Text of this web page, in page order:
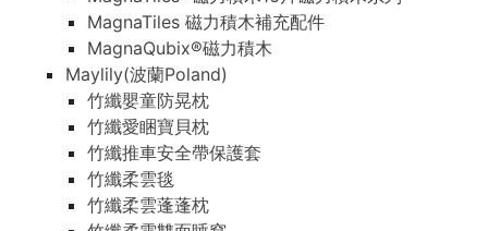
MagnaTiles 磁力積木補充配件
MagnaQubix®磁力積木
Maylily(波蘭Poland)
竹纖嬰童防晃枕
竹纖愛睏寶貝枕
竹纖推車安全帶保護套
竹纖柔雲毯
竹纖柔雲蓬蓬枕